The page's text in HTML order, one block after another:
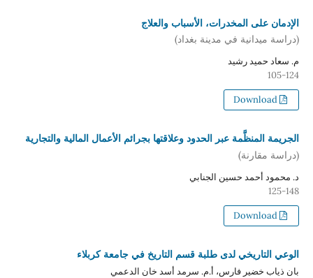
الإدمان على المخدرات، الأسباب والعلاج
(دراسة ميدانية في مدينة بغداد)
م. سعاد حميد رشيد
105-124
Download
الجريمة المنظَّمة عبر الحدود وعلاقتها بجرائم الأعمال المالية والتجارية
(دراسة مقارنة)
د. محمود أحمد حسين الجنابي
125-148
Download
الوعي التاريخي لدى طلبة قسم التاريخ في جامعة كربلاء
بان ذياب خضير فارس، أ.م. سرمد أسد خان الدعمي